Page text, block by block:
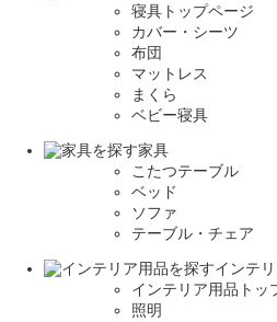
寝具トップページ
カバー・シーツ
布団
マットレス
まくら
ベビー寝具
家具
こたつテーブル
ベッド
ソファ
テーブル・チェア
インテ
インテリア用品トッ
照明